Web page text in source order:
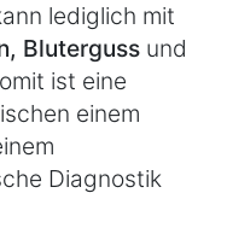
lediglich mit
Bluterguss und
ist eine
einem
Diagnostik